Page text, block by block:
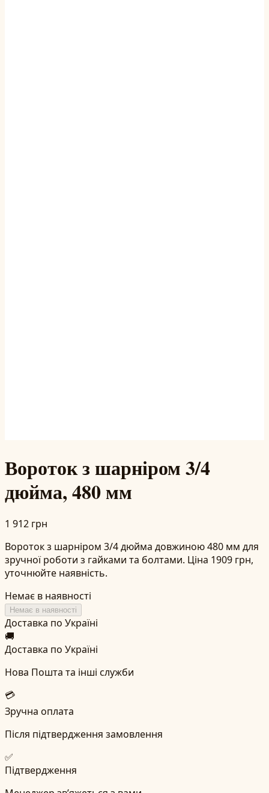
Вороток з шарніром 3/4
дюйма, 480 мм
1 912 грн
Вороток з шарніром 3/4 дюйма довжиною 480 мм для
зручної роботи з гайками та болтами. Ціна 1909 грн,
уточнюйте наявність.
Немає в наявності
Немає в наявності
Доставка по Україні
🚚
Доставка по Україні
Нова Пошта та інші служби
💳
Зручна оплата
Після підтвердження замовлення
✅
Підтвердження